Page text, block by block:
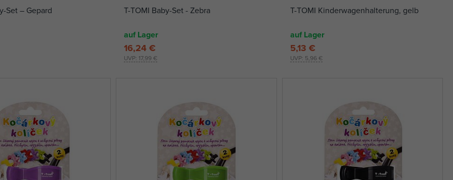
Set – Gepard T-TOMI Baby-Set - Zebra
auf Lager
UVP: 17,99 €
16,24 €
T-TOMI Kinderwagenhalterung, gelb
auf Lager
UVP: 5,96 €
5,13 €